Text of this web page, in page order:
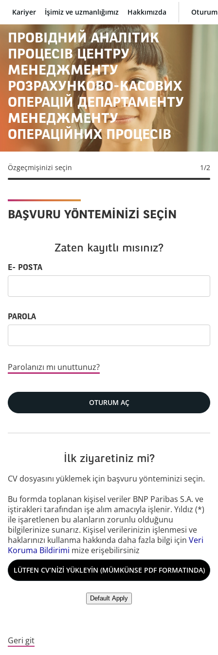
BNP Paribas
Kariyer İşimiz ve uzmanlığımız Hakkımızda
ПРОВІДНИЙ АНАЛІТИК
ПРОЦЕСІВ ЦЕНТРУ
МЕНЕДЖМЕНТУ
РОЗРАХУНКОВО-КАСОВИХ
ОПЕРАЦІЙ ДЕПАРТАМЕНТУ
МЕНЕДЖМЕНТУ
ОПЕРАЦІЙНИХ ПРОЦЕСІВ
Özgeçmişinizi seçin 1/2
BAŞVURU YÖNTEMINIZI SEÇIN
Zaten kayıtlı mısınız?
Oturum aç: kullanıcı adı ve parola
E- POSTA
PAROLA
Parolanızı mı unuttunuz?
OTURUM AÇ
İlk ziyaretiniz mi?
CV dosyasını yüklemek için başvuru yönteminizi seçin.
Bu formda toplanan kişisel veriler BNP Paribas S.A. ve
iştirakleri tarafından işe alım amacıyla işlenir. Yıldız (*)
ile işaretlenen bu alanların zorunlu olduğunu
bilgilerinize sunarız. Kişisel verilerinizin işlenmesi ve
haklarınızı kullanma hakkında daha fazla bilgi için Veri
Koruma Bildirimi mize erişebilirsiniz
LÜTFEN CV’NIZI YÜKLEYIN (MÜMKÜNSE PDF FORMATINDA)
CV dosyası yükle
Default Apply
LlinkedIn’den CV yükle
Geri git